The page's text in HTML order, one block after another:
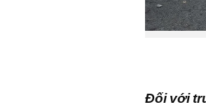
Đối với